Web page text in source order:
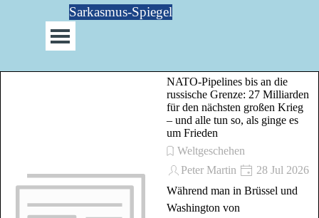
Direkt zum SeiteninhaltSarkasmus-Spiegel
Menü überspringen
NATO-Pipelines bis an die
russische Grenze: 27 Milliarden
für den nächsten großen Krieg
– und alle tun so, als ginge es
um Frieden
Weltgeschehen
Peter Martin
28 Jul 2026
Während man in Brüssel und
Washington von